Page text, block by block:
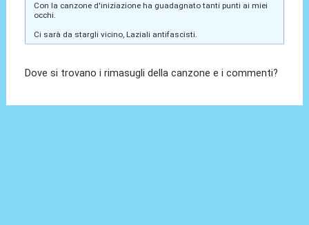
Con la canzone d'iniziazione ha guadagnato tanti punti ai miei
occhi.
Ci sarà da stargli vicino, Laziali antifascisti.
Dove si trovano i rimasugli della canzone e i commenti?